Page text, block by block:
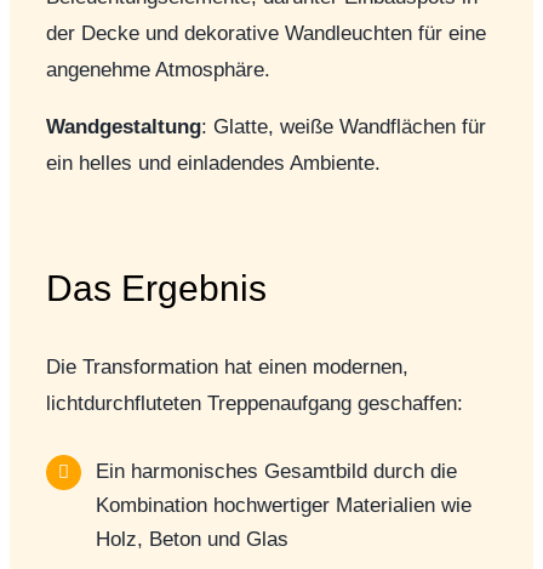
der Decke und dekorative Wandleuchten für eine
angenehme Atmosphäre.
Wandgestaltung: Glatte, weiße Wandflächen für
ein helles und einladendes Ambiente.
Das Ergebnis
Die Transformation hat einen modernen,
lichtdurchfluteten Treppenaufgang geschaffen:
Ein harmonisches Gesamtbild durch die
Kombination hochwertiger Materialien wie
Holz, Beton und Glas